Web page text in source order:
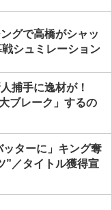
グで高橋がシャッ
戦シュミレーション
捕手に逸材が！
ブレーク」するの
ターに」キング奪
”／タイトル獲得宣